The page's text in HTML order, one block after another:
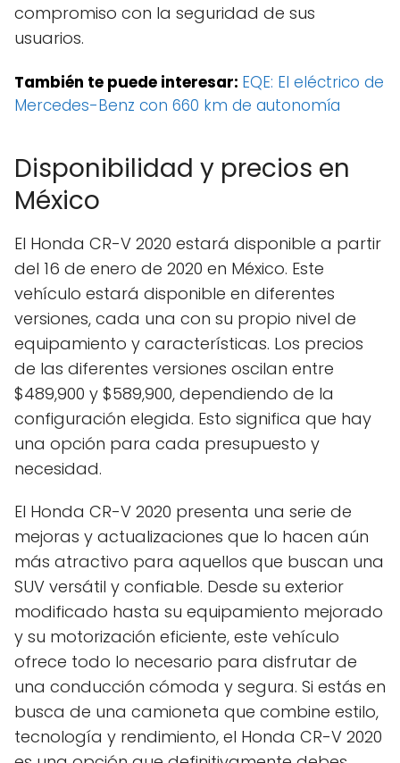
compromiso con la seguridad de sus
usuarios.
También te puede interesar: EQE: El eléctrico de
Mercedes-Benz con 660 km de autonomía
Disponibilidad y precios en
México
El Honda CR-V 2020 estará disponible a partir
del 16 de enero de 2020 en México. Este
vehículo estará disponible en diferentes
versiones, cada una con su propio nivel de
equipamiento y características. Los precios
de las diferentes versiones oscilan entre
$489,900 y $589,900, dependiendo de la
configuración elegida. Esto significa que hay
una opción para cada presupuesto y
necesidad.
El Honda CR-V 2020 presenta una serie de
mejoras y actualizaciones que lo hacen aún
más atractivo para aquellos que buscan una
SUV versátil y confiable. Desde su exterior
modificado hasta su equipamiento mejorado
y su motorización eficiente, este vehículo
ofrece todo lo necesario para disfrutar de
una conducción cómoda y segura. Si estás en
busca de una camioneta que combine estilo,
tecnología y rendimiento, el Honda CR-V 2020